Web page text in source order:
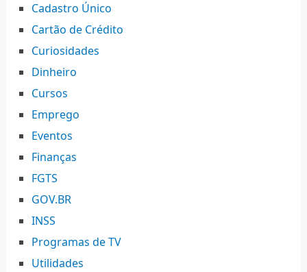
Cadastro Único
Cartão de Crédito
Curiosidades
Dinheiro
Cursos
Emprego
Eventos
Finanças
FGTS
GOV.BR
INSS
Programas de TV
Utilidades